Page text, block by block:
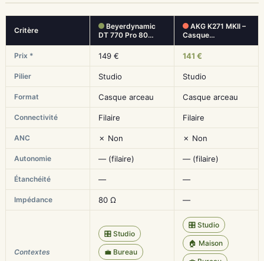
Critère
Beyerdynamic
DT 770 Pro 80…
AKG K271 MKII –
Casque…
Prix * 149 € 141 €
Pilier Studio Studio
Format Casque arceau Casque arceau
Connectivité Filaire Filaire
ANC ✗ Non ✗ Non
Autonomie — (filaire) — (filaire)
Étanchéité — —
Impédance 80 Ω —
Contextes
🎛️ Studio
💼 Bureau
🎛️ Studio
🏠 Maison